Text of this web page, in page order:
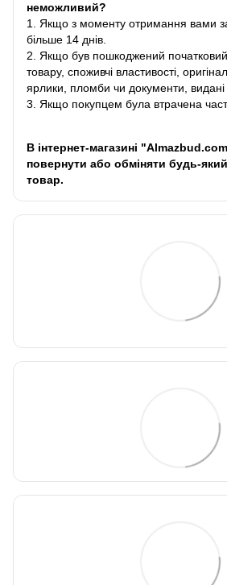
неможливий?
1. Якщо з моменту отримання вами
більше 14 днів.
2. Якщо був пошкоджений
товару, споживчі властивості,
ярлики, пломби чи документи, видані
3. Якщо покупцем була втрачена
В інтернет-магазині
повернути або обміняти будь-
товар.